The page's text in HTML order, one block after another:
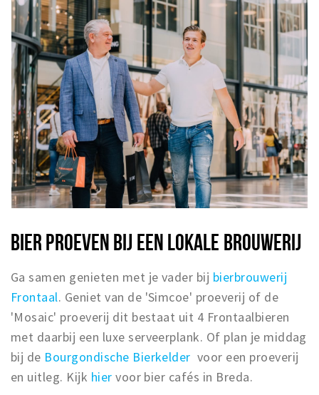
Privacy
Inloggen
BIER PROEVEN BIJ EEN LOKALE BROUWERIJ
Ga samen genieten met je vader bij bierbrouwerij
Frontaal. Geniet van de 'Simcoe' proeverij of de
'Mosaic' proeverij dit bestaat uit 4 Frontaalbieren
met daarbij een luxe serveerplank. Of plan je middag
bij de Bourgondische Bierkelder voor een proeverij
en uitleg. Kijk hier voor bier cafés in Breda.